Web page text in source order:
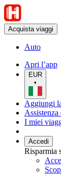
Acquista viaggi
Auto
Apri l’app
EUR
•
Aggiungi
Assistenza
I miei
Accedi
Risparmia